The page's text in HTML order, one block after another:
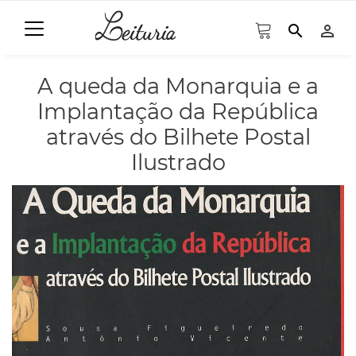
search person_outline
A queda da Monarquia e a
Implantação da República
através do Bilhete Postal
Ilustrado